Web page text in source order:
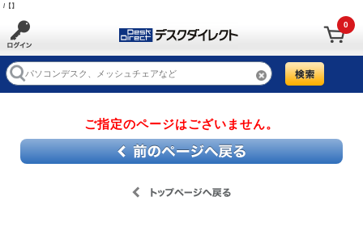
/【】
0
ご指定のページはございません。